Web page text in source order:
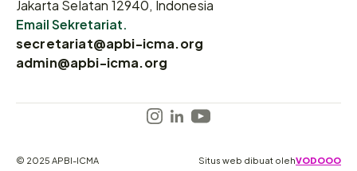
Jakarta Selatan 12940, Indonesia
Email Sekretariat.
secretariat@apbi-icma.org
admin@apbi-icma.org
© 2025 APBI-ICMA Situs web dibuat olehVODOOO